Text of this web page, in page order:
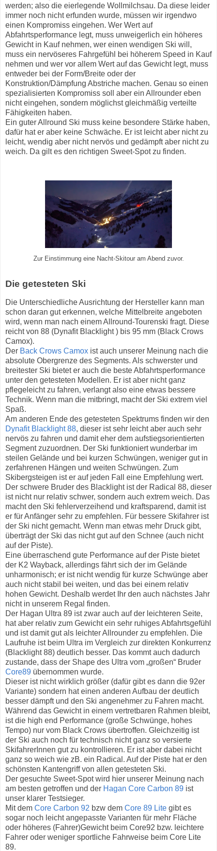
werden; also die eierlegende Wollmilchsau. Da diese leider
immer noch nicht erfunden wurde, müssen wir irgendwo
einen Kompromiss eingehen. Wer Wert auf
Abfahrtsperformance legt, muss unweigerlich ein höheres
Gewicht in Kauf nehmen, wer einen wendigen Ski will,
muss ein nervöseres Fahrgefühl bei höherem Speed in Kauf
nehmen und wer vor allem Wert auf das Gewicht legt, muss
entweder bei der Form/Breite oder der
Konstruktion/Dämpfung Abstriche machen. Genau so einen
spezialisierten Kompromiss soll aber ein Allrounder eben
nicht eingehen, sondern möglichst gleichmäßig verteilte
Fähigkeiten haben.
Ein guter Allround Ski muss keine besondere Stärke haben,
dafür hat er aber keine Schwäche. Er ist leicht aber nicht zu
leicht, wendig aber nicht nervös und gedämpft aber nicht zu
weich. Da gilt es den richtigen Sweet-Spot zu finden.
Zur Einstimmung eine Nacht-Skitour am Abend zuvor.
Die getesteten Ski
Die Unterschiedliche Ausrichtung der Hersteller kann man
schon daran gut erkennen, welche Mittelbreite angeboten
wird, wenn man nach einem Allround-Tourenski fragt. Diese
reicht von 88 (Dynafit Blacklight ) bis 95 mm (Black Crows
Camox).
Der Back Crows Camox ist auch unserer Meinung nach die
absolute Obergrenze des Segments. Als schwerster und
breitester Ski bietet er auch die beste Abfahrtsperformance
unter den getesteten Modellen. Er ist aber nicht ganz
pflegeleicht zu fahren, verlangt also eine etwas bessere
Technik. Wenn man die mitbringt, macht der Ski extrem viel
Spaß.
Am anderen Ende des getesteten Spektrums finden wir den
Dynafit Blacklight 88, dieser ist sehr leicht aber auch sehr
nervös zu fahren und damit eher dem aufstiegsorientierten
Segment zuzuordnen. Der Ski funktioniert wunderbar im
steilen Gelände und bei kurzen Schwüngen, weniger gut in
zerfahrenen Hängen und weiten Schwüngen. Zum
Skibergsteigen ist er auf jeden Fall eine Empfehlung wert.
Der schwere Bruder des Blacklight ist der Radical 88, dieser
ist nicht nur relativ schwer, sondern auch extrem weich. Das
macht den Ski fehlerverzeihend und kraftsparend, damit ist
er für Anfänger sehr zu empfehlen. Für bessere Skifahrer ist
der Ski nicht gemacht. Wenn man etwas mehr Druck gibt,
überträgt der Ski das nicht gut auf den Schnee (auch nicht
auf der Piste).
Eine überraschend gute Performance auf der Piste bietet
der K2 Wayback, allerdings fährt sich der im Gelände
unharmonisch; er ist nicht wendig für kurze Schwünge aber
auch nicht stabil bei weiten, und das bei einem relativ
hohen Gewicht. Deshalb werdet Ihr den auch nächstes Jahr
nicht in unserem Regal finden.
Der Hagan Ultra 89 ist zwar auch auf der leichteren Seite,
hat aber relativ zum Gewicht ein sehr ruhiges Abfahrtsgefühl
und ist damit gut als leichter Allrounder zu empfehlen. Die
Laufruhe ist beim Ultra im Vergleich zur direkten Konkurrenz
(Blacklight 88) deutlich besser. Das kommt auch dadurch
zustande, dass der Shape des Ultra vom „großen“ Bruder
Core89 übernommen wurde.
Dieser ist nicht wirklich größer (dafür gibt es dann die 92er
Variante) sondern hat einen anderen Aufbau der deutlich
besser dämpft und den Ski angenehmer zu Fahren macht.
Während das Gewicht in einem vertretbaren Rahmen bleibt,
ist die high end Performance (große Schwünge, hohes
Tempo) nur vom Black Crows übertroffen. Gleichzeitig ist
der Ski auch noch für technisch nicht ganz so versierte
SkifahrerInnen gut zu kontrollieren. Er ist aber dabei nicht
ganz so weich wie zB. ein Radical. Auf der Piste hat er den
schönsten Kantengriff von allen getesteten Ski.
Der gesuchte Sweet-Spot wird hier unserer Meinung nach
am besten getroffen und der Hagan Core Carbon 89 ist
unser klarer Testsieger.
Mit dem Core Carbon 92 bzw dem Core 89 Lite gibt es
sogar noch leicht angepasste Varianten für mehr Fläche
oder höheres (Fahrer)Gewicht beim Core92 bzw. leichtere
Fahrer oder weniger sportliche Fahrweise beim Core Lite
89.